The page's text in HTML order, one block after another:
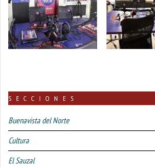
SECCIONES
Buenavista del Norte
Cultura
El Sauzal